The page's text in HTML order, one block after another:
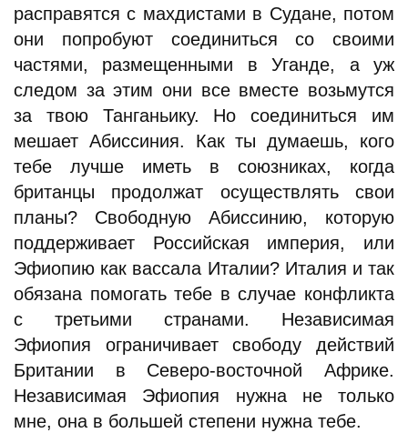
расправятся с махдистами в Судане, потом
они попробуют соединиться со своими
частями, размещенными в Уганде, а уж
следом за этим они все вместе возьмутся
за твою Танганьику. Но соединиться им
мешает Абиссиния. Как ты думаешь, кого
тебе лучше иметь в союзниках, когда
британцы продолжат осуществлять свои
планы? Свободную Абиссинию, которую
поддерживает Российская империя, или
Эфиопию как вассала Италии? Италия и так
обязана помогать тебе в случае конфликта
с третьими странами. Независимая
Эфиопия ограничивает свободу действий
Британии в Северо-восточной Африке.
Независимая Эфиопия нужна не только
мне, она в большей степени нужна тебе.